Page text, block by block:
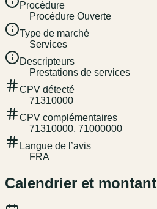
Procédure
Procédure Ouverte
Type de marché
Services
Descripteurs
Prestations de services
CPV détecté
71310000
CPV complémentaires
71310000, 71000000
Langue de l’avis
FRA
Calendrier et montant